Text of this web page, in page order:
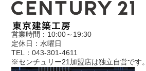
営業時間：10:00～19:30
定休日：水曜日
TEL：043-301-4611
※センチュリー21加盟店は独立自営です。